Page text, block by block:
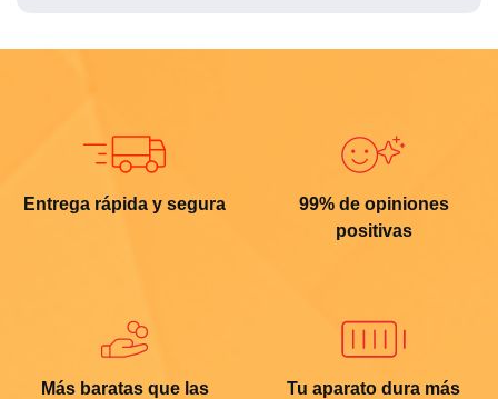
Entrega rápida y segura
99% de opiniones
positivas
Más baratas que las
Tu aparato dura más